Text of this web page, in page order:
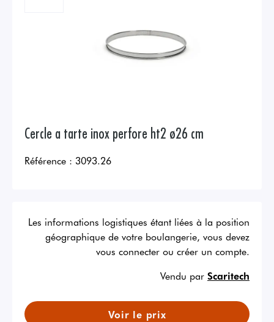
Cercle a tarte inox perfore ht2 ø26 cm
Référence : 3093.26
Les informations logistiques étant liées à la position
géographique de votre boulangerie, vous devez
vous connecter ou créer un compte.
Vendu par Scaritech
Voir le prix